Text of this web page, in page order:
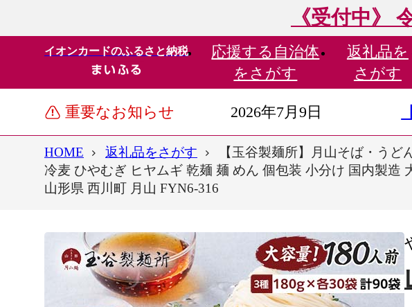
《受付中》
イオンカードのふるさと納税 応援する 自治体
をさがす
返礼品を
さがす
重要なお知らせ 2026年7月9日
HOME 返礼品をさがす
【玉谷製麺所】月山そば・う
冷麦 ひやむぎ ヒヤムギ 乾麺 麺 めん 個包装 小分け 国内製造
山形県 西川町 月山 FYN6-316